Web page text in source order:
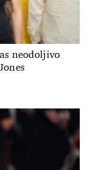
neodoljivo